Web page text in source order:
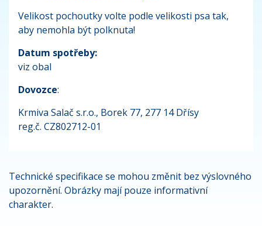
Velikost pochoutky volte podle velikosti psa tak,
aby nemohla být polknuta!
Datum spotřeby:
viz obal
Dovozce:
Krmiva Salač s.r.o., Borek 77, 277 14 Dřísy
reg.č. CZ802712-01
Technické specifikace se mohou změnit bez výslovného
upozornění. Obrázky mají pouze informativní
charakter.